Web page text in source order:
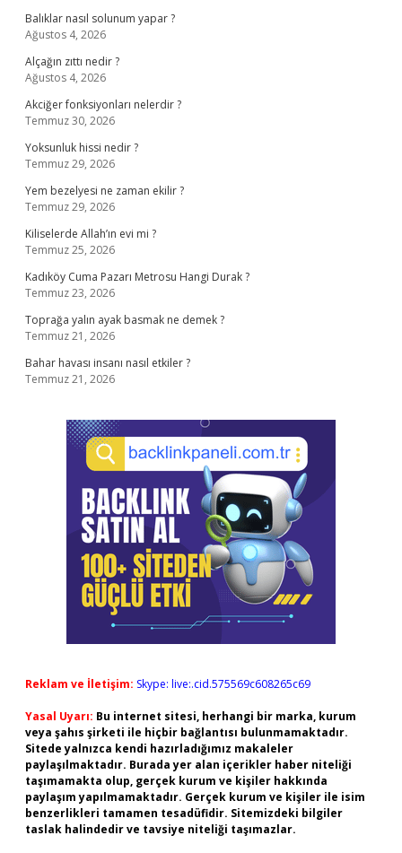
Balıklar nasıl solunum yapar ?
Ağustos 4, 2026
Alçağın zıttı nedir ?
Ağustos 4, 2026
Akciğer fonksiyonları nelerdir ?
Temmuz 30, 2026
Yoksunluk hissi nedir ?
Temmuz 29, 2026
Yem bezelyesi ne zaman ekilir ?
Temmuz 29, 2026
Kiliselerde Allah’ın evi mi ?
Temmuz 25, 2026
Kadıköy Cuma Pazarı Metrosu Hangi Durak ?
Temmuz 23, 2026
Toprağa yalın ayak basmak ne demek ?
Temmuz 21, 2026
Bahar havası insanı nasıl etkiler ?
Temmuz 21, 2026
Reklam ve İletişim: Skype: live:.cid.575569c608265c69
Yasal Uyarı: Bu internet sitesi, herhangi bir marka, kurum
veya şahıs şirketi ile hiçbir bağlantısı bulunmamaktadır.
Sitede yalnızca kendi hazırladığımız makaleler
paylaşılmaktadır. Burada yer alan içerikler haber niteliği
taşımamakta olup, gerçek kurum ve kişiler hakkında
paylaşım yapılmamaktadır. Gerçek kurum ve kişiler ile isim
benzerlikleri tamamen tesadüfidir. Sitemizdeki bilgiler
taslak halindedir ve tavsiye niteliği taşımazlar.